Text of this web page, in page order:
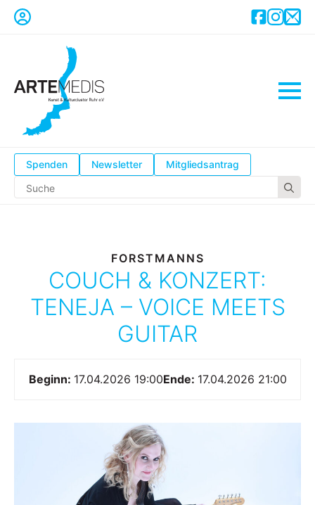
Spenden Newsletter Mitgliedsantrag
FORSTMANNS
COUCH & KONZERT:
TENEJA – VOICE MEETS
GUITAR
Beginn: 17.04.2026 19:00Ende: 17.04.2026 21:00